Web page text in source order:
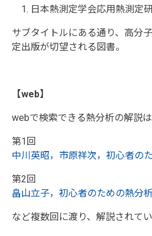
日本熱測定学会応用熱測定
サブタイトルにある通り、高分
定出版が切望される図書。
【web】
webで検索できる熱分析の解説
第1回
中川英昭，市原祥次，初心者の
第2回
畠山立子，初心者のための熱分
など複数回に渡り、解説されて